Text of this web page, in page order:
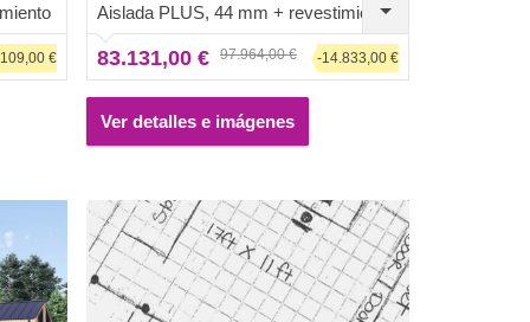
y
por su
al
per il
€
madera llevan el magnífico diseño a
nuevos niveles y resultan especialmente
llamativos cuando se tiñen de un color de
Aislada PLUS, 44 mm + revestimiento
83.131,00 € 97.964,00 € -14.833,00 €
Ver detalles e imágenes